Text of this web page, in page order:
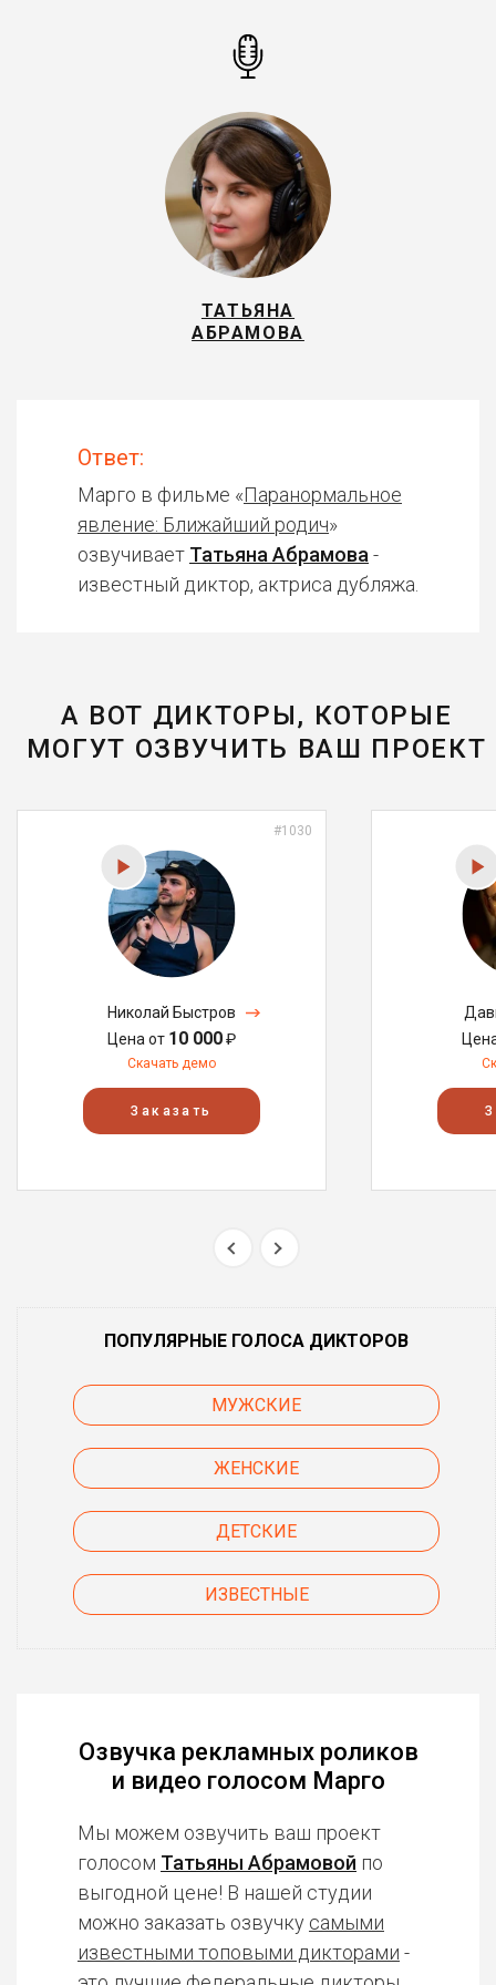
ТАТЬЯНА
АБРАМОВА
Ответ:
Марго в фильме «Паранормальное
явление: Ближайший родич»
озвучивает Татьяна Абрамова -
известный диктор, актриса дубляжа.
А ВОТ ДИКТОРЫ, КОТОРЫЕ
МОГУТ ОЗВУЧИТЬ ВАШ ПРОЕКТ
#1030
Николай Быстров
Цена от 10 000₽
Скачать демо
Заказать
ПОПУЛЯРНЫЕ ГОЛОСА ДИКТОРОВ
МУЖСКИЕ
ЖЕНСКИЕ
ДЕТСКИЕ
ИЗВЕСТНЫЕ
Озвучка рекламных роликов
и видео голосом Марго
Мы можем озвучить ваш проект
голосом Татьяны Абрамовой по
выгодной цене! В нашей студии
можно заказать озвучку самыми
известными топовыми дикторами -